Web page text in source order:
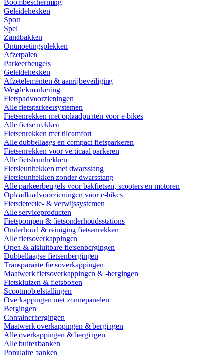
Boombescherming
Geleidehekken
Sport
Spel
Zandbakken
Ontmoetingsplekken
Afzetpalen
Parkeerbeugels
Geleidehekken
Afzetelementen & aanrijbeveiliging
Wegdekmarkering
Fietspadvoorzieningen
Alle fietsparkeersystemen
Fietsenrekken met oplaadpunten voor e-bikes
Alle fietsenrekken
Fietsenrekken met tilcomfort
Alle dubbellaags en compact fietsparkeren
Fietsenrekken voor verticaal parkeren
Alle fietsleunhekken
Fietsleunhekken met dwarsstang
Fietsleunhekken zonder dwarsstang
Alle parkeerbeugels voor bakfietsen, scooters en motoren
Oplaadlaadvoorzieningen voor e-bikes
Fietsdetectie- & verwijssystemen
Alle serviceproducten
Fietspompen & fietsonderhoudsstations
Onderhoud & reiniging fietsenrekken
Alle fietsoverkappingen
Open & afsluitbare fietsenbergingen
Dubbellaagse fietsenbergingen
Transparante fietsoverkappingen
Maatwerk fietsoverkappingen & -bergingen
Fietskluizen & fietsboxen
Scootmobielstallingen
Overkappingen met zonnepanelen
Bergingen
Containerbergingen
Maatwerk overkappingen & bergingen
Alle overkappingen & bergingen
Alle buitenbanken
Populaire banken